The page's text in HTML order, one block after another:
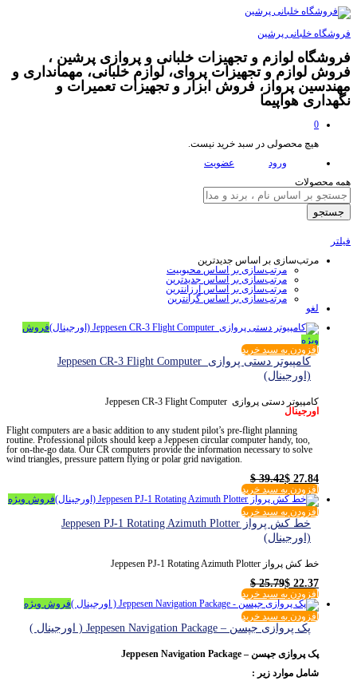
فروشگاه خلبانی پرشین
فروشگاه لوازم و تجهیزات خلبانی و پروازی پرشین ،
فروش لوازم و تجهیزات پروای، لوازم خلبانی، مهمانداری و
مهندسین پرواز، فروش ابزار و تجهیزات تعمیرات و
نگهداری هواپیما
0
هیچ محصولی در سبد خرید نیست.
ورود
عضویت
همه محصولات
جستجو
فیلتر
مرتب‌سازی بر اساس جدیدترین
مرتب‌سازی بر اساس محبوبیت
مرتب‌سازی بر اساس جدیدترین
مرتب‌سازی بر اساس ارزانترین
مرتب‌سازی بر اساس گرانترین
لغو
فروش
ویژه
افزودن به سبد خرید
کامپیوتر دستی پروازی Jeppesen CR-3 Flight Computer
(اورجینال)
کامپیوتر دستی پروازی Jeppesen CR-3 Flight Computer
اورجینال
Flight computers are a basic addition to any student pilot’s pre-flight planning
routine. Professional pilots should keep a Jeppesen circular computer handy, too,
for on-the-go data. Our CR computers provide the information necessary to solve
wind triangles, pressure pattern flying or polar grid navigation.
$ 27.84
$39.42
افزودن به سبد خرید
فروش ویژه
افزودن به سبد خرید
خط کش پرواز Jeppesen PJ-1 Rotating Azimuth Plotter
(اورجینال)
خط کش پرواز Jeppesen PJ-1 Rotating Azimuth Plotter
$ 22.37
$25.79
افزودن به سبد خرید
فروش ویژه
افزودن به سبد خرید
پک پروازی جپسن – Jeppesen Navigation Package ( اورجینال )
پک پروازی جپسن – Jeppesen Navigation Package
شامل موارد زیر :